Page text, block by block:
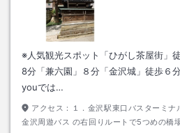
※人気観光スポット「ひがし茶屋街」
8分「兼六園」８分「金沢城」徒歩６
youでは…
アクセス：
１．金沢駅東口バスターミ
金沢周遊バス の右回りルートで5つめの橋